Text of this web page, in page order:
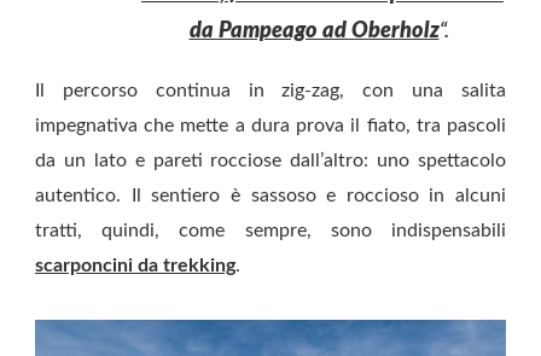
da Pampeago ad Oberholz“.
Il percorso continua in zig-zag, con una salita
impegnativa che mette a dura prova il fiato, tra pascoli
da un lato e pareti rocciose dall’altro: uno spettacolo
autentico. Il sentiero è sassoso e roccioso in alcuni
tratti, quindi, come sempre, sono indispensabili
scarponcini da trekking.